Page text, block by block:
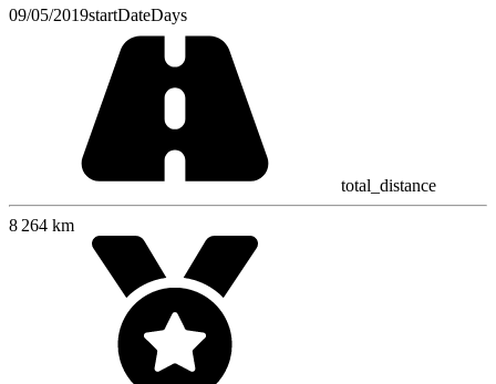
09/05/2019startDateDays
total_distance
8 264 km